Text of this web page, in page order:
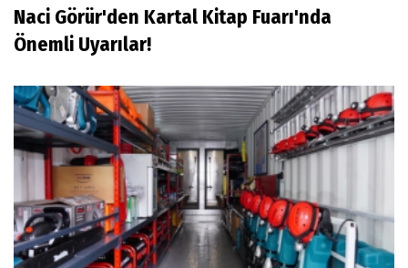
Naci Görür'den Kartal Kitap Fuarı'nda
Önemli Uyarılar!